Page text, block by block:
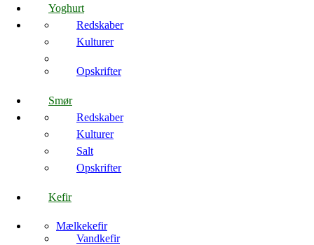
Yoghurt
Redskaber
Kulturer
Opskrifter
Smør
Redskaber
Kulturer
Salt
Opskrifter
Kefir
Mælkekefir
Vandkefir